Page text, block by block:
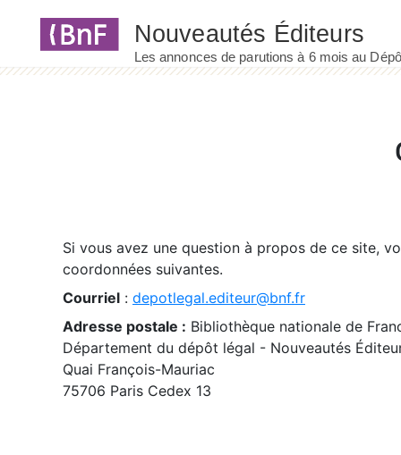
Si vous avez une question à propos de ce site,
coordonnées suivantes.
Courriel : depotlegal.editeur@bnf.fr
Adresse postale : Bibliothèque nationale de
Département du dépôt légal - Nouveautés
Quai François-Mauriac
75706 Paris Cedex 13